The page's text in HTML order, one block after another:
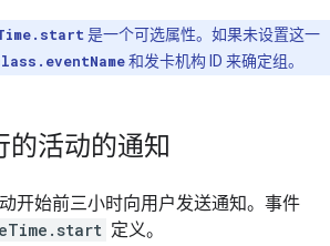
是一个可选属性。如果未设置这一
和发卡机构 ID 来确定组。
的活动的通知
开始前三小时向用户发送通知。事件
定义。